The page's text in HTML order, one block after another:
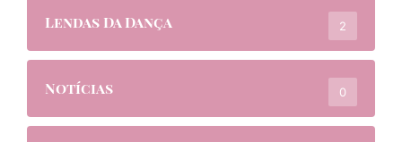
Lendas Da Dança 2
Notícias 0